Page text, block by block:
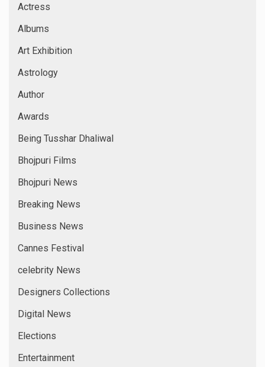
Actress
Albums
Art Exhibition
Astrology
Author
Awards
Being Tusshar Dhaliwal
Bhojpuri Films
Bhojpuri News
Breaking News
Business News
Cannes Festival
celebrity News
Designers Collections
Digital News
Elections
Entertainment